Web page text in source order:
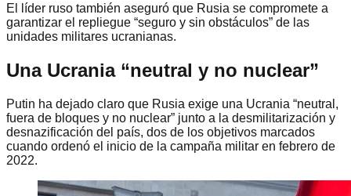
El líder ruso también aseguró que Rusia se compromete a
garantizar el repliegue “seguro y sin obstáculos” de las
unidades militares ucranianas.
Una Ucrania “neutral y no nuclear”
Putin ha dejado claro que Rusia exige una Ucrania “neutral,
fuera de bloques y no nuclear” junto a la desmilitarización y
desnazificación del país, dos de los objetivos marcados
cuando ordenó el inicio de la campaña militar en febrero de
2022.